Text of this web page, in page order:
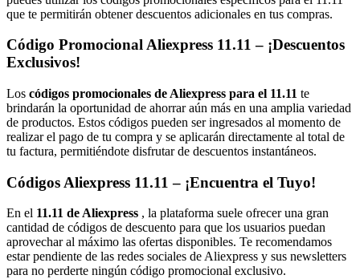
que te permitirán obtener descuentos adicionales en tus compras.
Código Promocional Aliexpress 11.11 – ¡Descuentos
Exclusivos!
Los códigos promocionales de Aliexpress para el 11.11 te
brindarán la oportunidad de ahorrar aún más en una amplia variedad
de productos. Estos códigos pueden ser ingresados al momento de
realizar el pago de tu compra y se aplicarán directamente al total de
tu factura, permitiéndote disfrutar de descuentos instantáneos.
Códigos Aliexpress 11.11 – ¡Encuentra el Tuyo!
En el 11.11 de Aliexpress , la plataforma suele ofrecer una gran
cantidad de códigos de descuento para que los usuarios puedan
aprovechar al máximo las ofertas disponibles. Te recomendamos
estar pendiente de las redes sociales de Aliexpress y sus newsletters
para no perderte ningún código promocional exclusivo.